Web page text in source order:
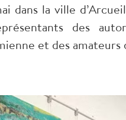
dans la ville
des
et des amateurs